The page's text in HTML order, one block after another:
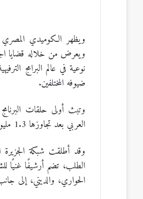
ويظهر الكوميدي المصري
ويعرض من خلاله قضايا
نوعية في عالم البرامج
ضيوفه المختلفين.
العربي بعد تجاوزها 1.3 مليون مشترك خلال 3 أشهر من إطلاقها.
الحواري، والديني، إلى